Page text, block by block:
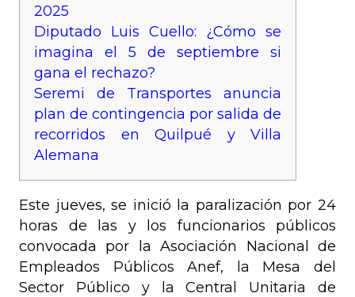
2025
Diputado Luis Cuello: ¿Cómo se
imagina el 5 de septiembre si
gana el rechazo?
Seremi de Transportes anuncia
plan de contingencia por salida de
recorridos en Quilpué y Villa
Alemana
Este jueves, se inició la paralización por 24
horas de las y los funcionarios públicos
convocada por la Asociación Nacional de
Empleados Públicos Anef, la Mesa del
Sector Público y la Central Unitaria de